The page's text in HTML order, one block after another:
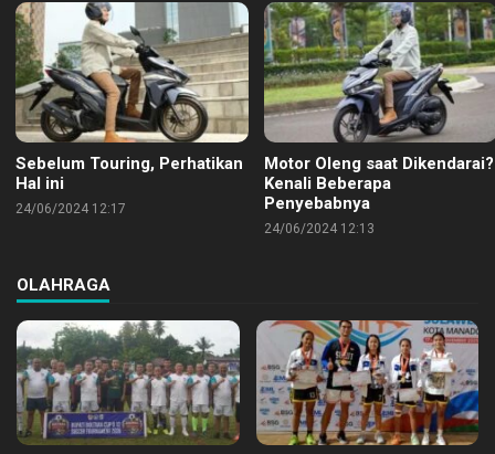
Sebelum Touring, Perhatikan
Hal ini
24/06/2024 12:17
Motor Oleng saat Dikendarai?
Kenali Beberapa
Penyebabnya
24/06/2024 12:13
OLAHRAGA